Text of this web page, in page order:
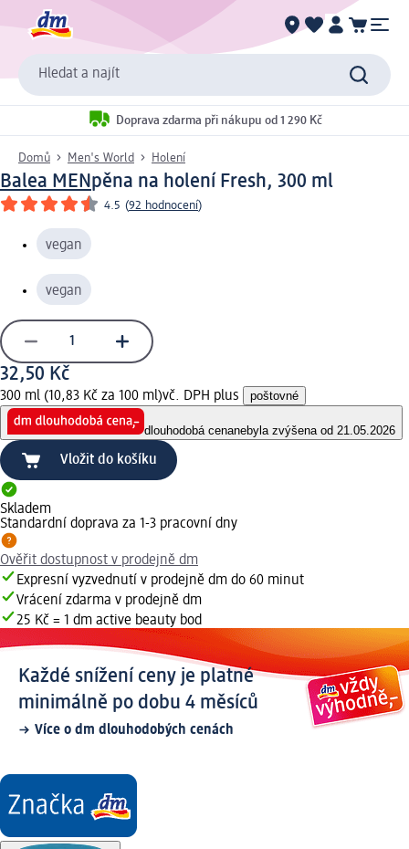
Hledat a najít
Doprava zdarma při nákupu od 1 290 Kč
Domů Men's World Holení
Balea MENpěna na holení Fresh, 300 ml
4.5 (92 hodnocení)
vegan
vegan
32,50 Kč
300 ml (10,83 Kč za 100 ml)vč. DPH plus poštovné
dlouhodobá cenanebyla zvýšena od 21.05.2026
Vložit do košíku
Skladem
Standardní doprava za 1-3 pracovní dny
Ověřit dostupnost v prodejně dm
Expresní vyzvednutí v prodejně dm do 60 minut
Vrácení zdarma v prodejně dm
25 Kč = 1 dm active beauty bod
Každé snížení ceny je platné
minimálně po dobu 4 měsíců
Více o dm dlouhodobých cenách